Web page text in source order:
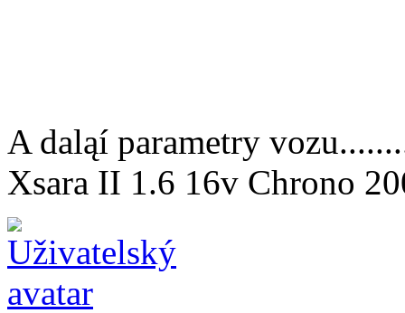
A daląí parametry
Xsara II 1.6 16v Chrono